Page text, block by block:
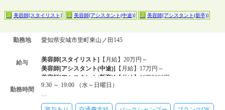
正 美容師[スタイリスト] 正 美容師[アシスタント(中途)] 正 美容師[アシスタント(新卒)]
勤務地 愛知県安城市里町東山ノ田145
給与 美容師[スタイリスト]
【月給】20万円～
美容師[アシスタント(中途)]
【月給】17万円～
美容師[アシスタント(新卒)] 【月給】16万5000円～
勤務時間
9:30 ～ 19:00 （水～日曜日）
…